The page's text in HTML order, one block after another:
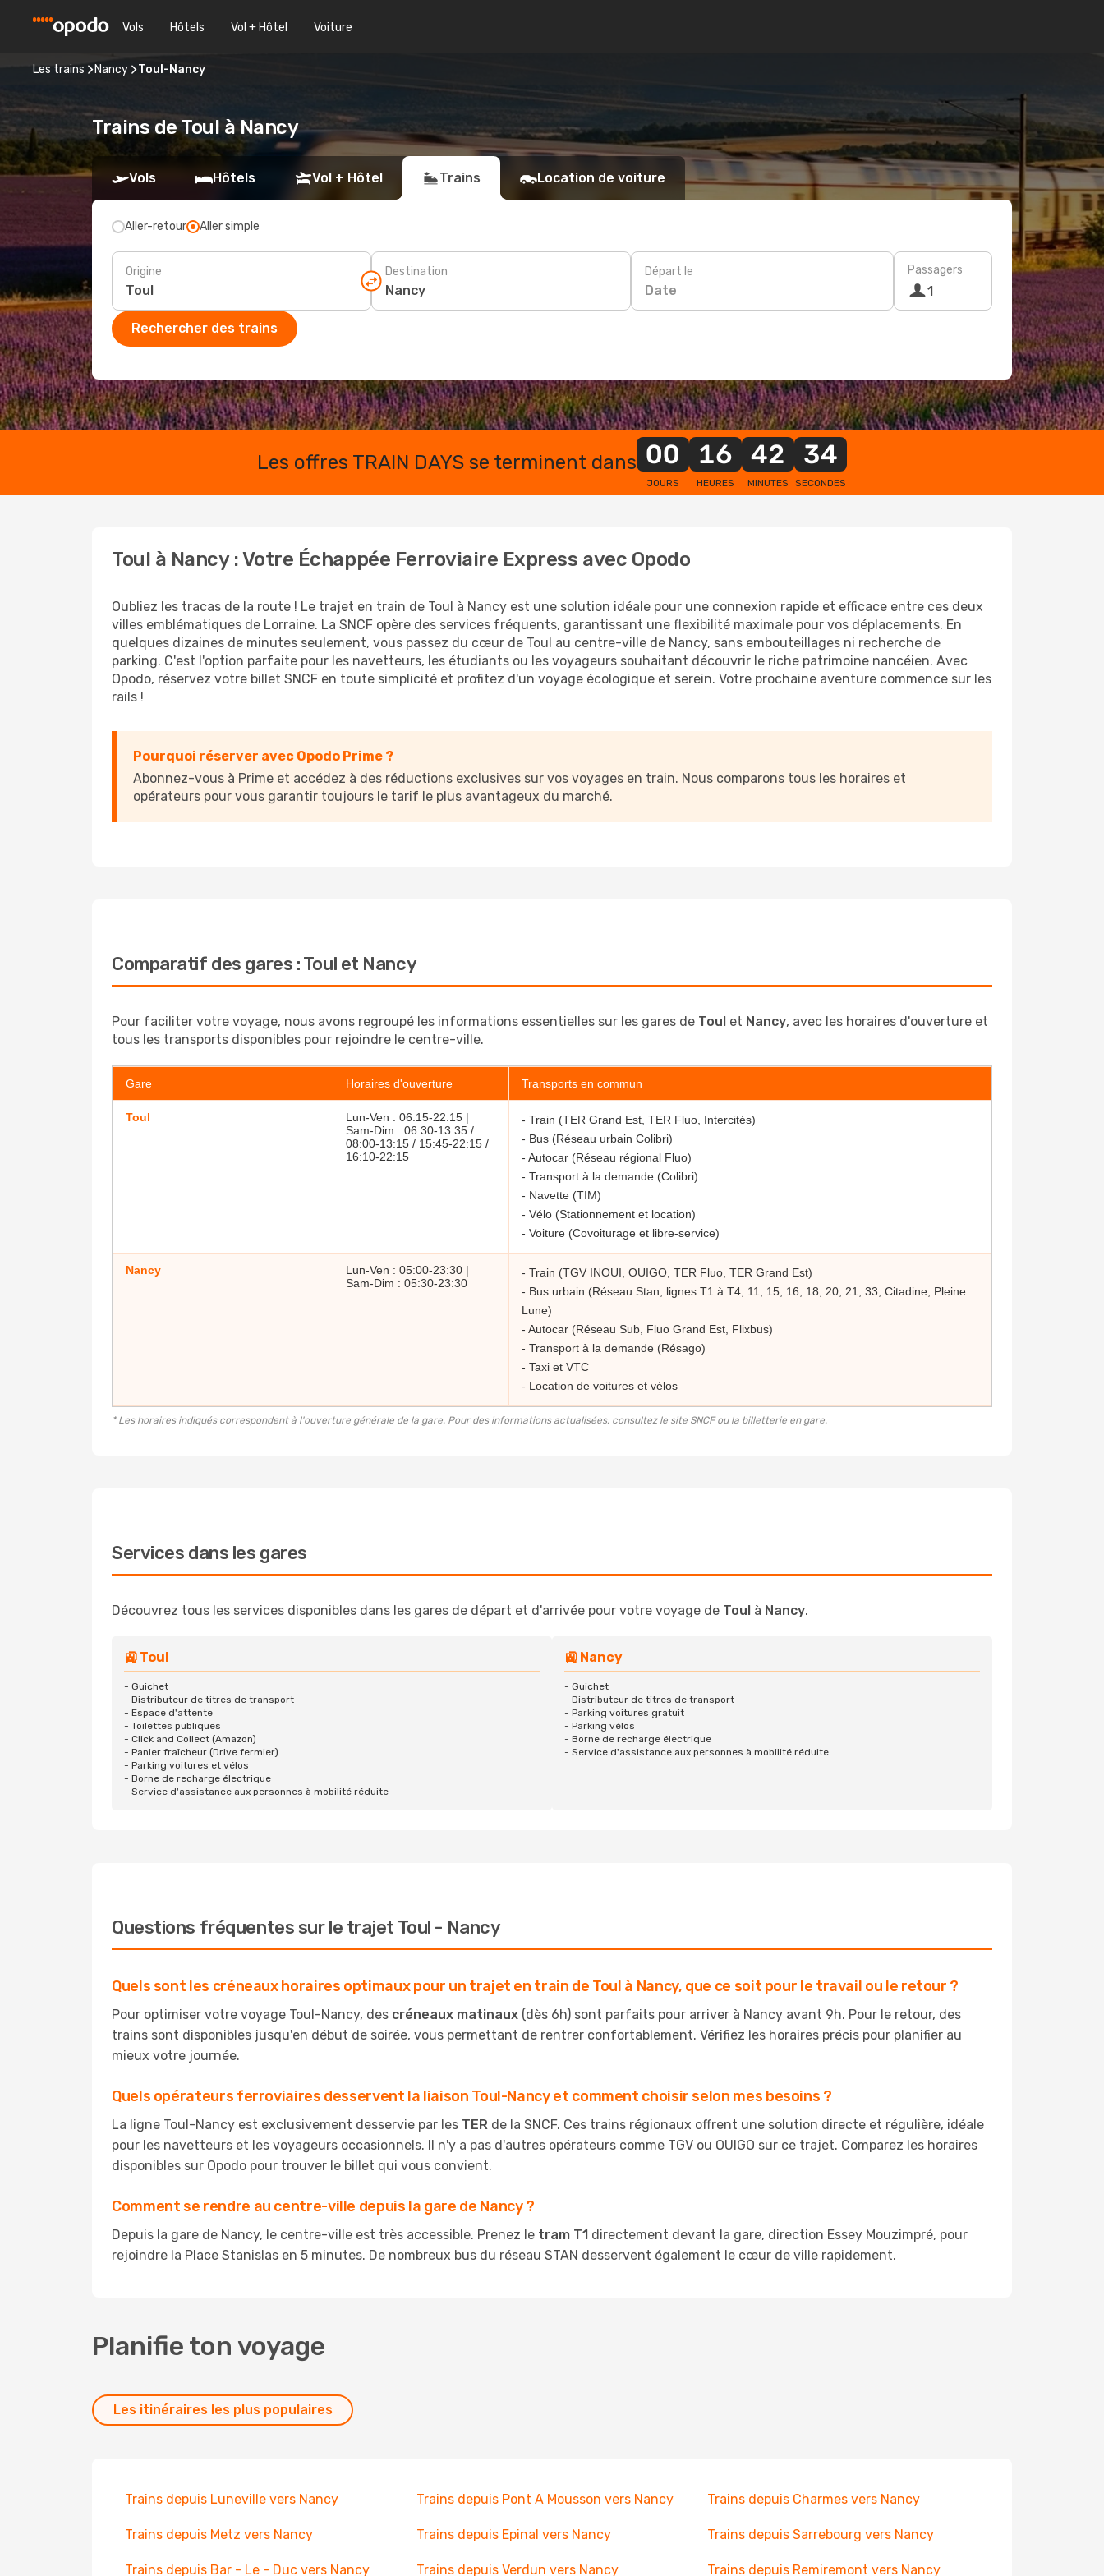
Vols Hôtels Vol + Hôtel Voiture
Les trains Nancy Toul-Nancy
Trains de Toul à Nancy
Vols Hôtels Vol + Hôtel Trains Location de voiture
Aller-retour Aller simple
Origine Destination Départ le
Date
Passagers
1
Rechercher des trains
Les offres TRAIN DAYS se terminent dans 00
JOURS
16
HEURES
42
MINUTES
33
SECONDES
Toul à Nancy : Votre Échappée Ferroviaire Express avec Opodo
Oubliez les tracas de la route ! Le trajet en train de Toul à Nancy est une solution idéale pour une connexion rapide et efficace entre ces deux
villes emblématiques de Lorraine. La SNCF opère des services fréquents, garantissant une flexibilité maximale pour vos déplacements. En
quelques dizaines de minutes seulement, vous passez du cœur de Toul au centre-ville de Nancy, sans embouteillages ni recherche de
parking. C'est l'option parfaite pour les navetteurs, les étudiants ou les voyageurs souhaitant découvrir le riche patrimoine nancéien. Avec
Opodo, réservez votre billet SNCF en toute simplicité et profitez d'un voyage écologique et serein. Votre prochaine aventure commence sur les
rails !
Pourquoi réserver avec Opodo Prime ?
Abonnez-vous à Prime et accédez à des réductions exclusives sur vos voyages en train. Nous comparons tous les horaires et
opérateurs pour vous garantir toujours le tarif le plus avantageux du marché.
Comparatif des gares : Toul et Nancy
Pour faciliter votre voyage, nous avons regroupé les informations essentielles sur les gares de Toul et Nancy, avec les horaires d'ouverture et
tous les transports disponibles pour rejoindre le centre-ville.
Gare Horaires d'ouverture Transports en commun
Toul
Lun-Ven : 06:15-22:15 |
Sam-Dim : 06:30-13:35 /
08:00-13:15 / 15:45-22:15 /
16:10-22:15
- Train (TER Grand Est, TER Fluo, Intercités)
- Bus (Réseau urbain Colibri)
- Autocar (Réseau régional Fluo)
- Transport à la demande (Colibri)
- Navette (TIM)
- Vélo (Stationnement et location)
- Voiture (Covoiturage et libre-service)
Nancy
Lun-Ven : 05:00-23:30 |
Sam-Dim : 05:30-23:30
- Train (TGV INOUI, OUIGO, TER Fluo, TER Grand Est)
- Bus urbain (Réseau Stan, lignes T1 à T4, 11, 15, 16, 18, 20, 21, 33, Citadine, Pleine
Lune)
- Autocar (Réseau Sub, Fluo Grand Est, Flixbus)
- Transport à la demande (Résago)
- Taxi et VTC
- Location de voitures et vélos
* Les horaires indiqués correspondent à l'ouverture générale de la gare. Pour des informations actualisées, consultez le site SNCF ou la billetterie en gare.
Services dans les gares
Découvrez tous les services disponibles dans les gares de départ et d'arrivée pour votre voyage de Toul à Nancy.
🚉 Toul
- Guichet
- Distributeur de titres de transport
- Espace d'attente
- Toilettes publiques
- Click and Collect (Amazon)
- Panier fraîcheur (Drive fermier)
- Parking voitures et vélos
- Borne de recharge électrique
- Service d'assistance aux personnes à mobilité réduite
🚉 Nancy
- Guichet
- Distributeur de titres de transport
- Parking voitures gratuit
- Parking vélos
- Borne de recharge électrique
- Service d'assistance aux personnes à mobilité réduite
Questions fréquentes sur le trajet Toul - Nancy
Quels sont les créneaux horaires optimaux pour un trajet en train de Toul à Nancy, que ce soit pour le travail ou le retour ?
Pour optimiser votre voyage Toul-Nancy, des créneaux matinaux (dès 6h) sont parfaits pour arriver à Nancy avant 9h. Pour le retour, des
trains sont disponibles jusqu'en début de soirée, vous permettant de rentrer confortablement. Vérifiez les horaires précis pour planifier au
mieux votre journée.
Quels opérateurs ferroviaires desservent la liaison Toul-Nancy et comment choisir selon mes besoins ?
La ligne Toul-Nancy est exclusivement desservie par les TER de la SNCF. Ces trains régionaux offrent une solution directe et régulière, idéale
pour les navetteurs et les voyageurs occasionnels. Il n'y a pas d'autres opérateurs comme TGV ou OUIGO sur ce trajet. Comparez les horaires
disponibles sur Opodo pour trouver le billet qui vous convient.
Comment se rendre au centre-ville depuis la gare de Nancy ?
Depuis la gare de Nancy, le centre-ville est très accessible. Prenez le tram T1 directement devant la gare, direction Essey Mouzimpré, pour
rejoindre la Place Stanislas en 5 minutes. De nombreux bus du réseau STAN desservent également le cœur de ville rapidement.
Planifie ton voyage
Les itinéraires les plus populaires
Trains depuis Luneville vers Nancy Trains depuis Pont A Mousson vers Nancy Trains depuis Charmes vers Nancy
Trains depuis Metz vers Nancy Trains depuis Epinal vers Nancy Trains depuis Sarrebourg vers Nancy
Trains depuis Bar - Le - Duc vers Nancy Trains depuis Verdun vers Nancy Trains depuis Remiremont vers Nancy